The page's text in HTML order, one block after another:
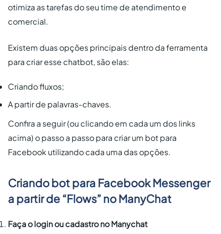
otimiza as tarefas do seu time de atendimento e
comercial.
Existem duas opções principais dentro da ferramenta
para criar esse chatbot, são elas:
Criando fluxos;
A partir de palavras-chaves.
Confira a seguir (ou clicando em cada um dos links
acima) o passo a passo para criar um bot para
Facebook utilizando cada uma das opções.
Criando bot para Facebook Messenger
a partir de “Flows” no ManyChat
Faça o login ou cadastro no Manychat